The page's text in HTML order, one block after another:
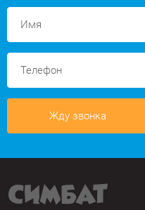
Жду звонка